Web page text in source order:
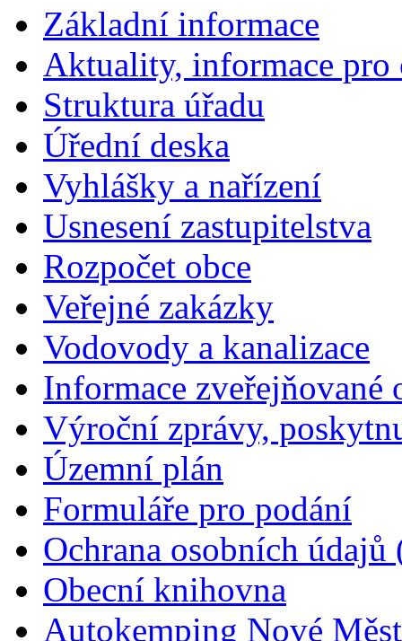
Základní informace
Aktuality, informace pro
Struktura úřadu
Úřední deska
Vyhlášky a nařízení
Usnesení zastupitelstva
Rozpočet obce
Veřejné zakázky
Vodovody a kanalizace
Informace zveřejňované
Výroční zprávy,
Územní plán
Formuláře pro podání
Ochrana osobních údajů
Obecní knihovna
Autokemping Nové